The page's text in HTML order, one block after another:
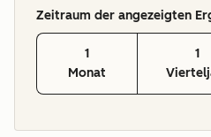
Zeitraum der angezeigten
1
Monat
1